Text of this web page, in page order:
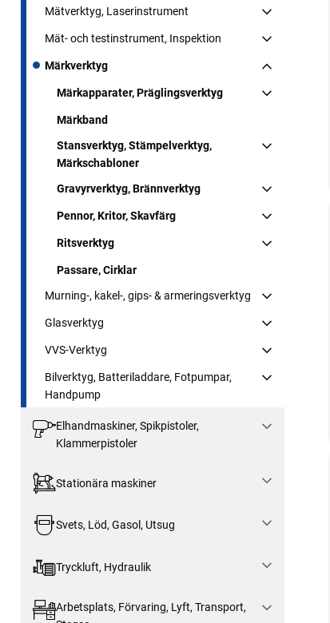
Mätverktyg, Laserinstrument
Mät- och testinstrument, Inspektion
Märkverktyg
Märkapparater, Präglingsverktyg
Märkband
Stansverktyg, Stämpelverktyg,
Märkschabloner
Gravyrverktyg, Brännverktyg
Pennor, Kritor, Skavfärg
Ritsverktyg
Passare, Cirklar
Murning-, kakel-, gips- & armeringsverktyg
Glasverktyg
VVS-Verktyg
Bilverktyg, Batteriladdare, Fotpumpar,
Handpump
Elhandmaskiner, Spikpistoler,
Klammerpistoler
Stationära maskiner
Svets, Löd, Gasol, Utsug
Tryckluft, Hydraulik
Arbetsplats, Förvaring, Lyft, Transport,